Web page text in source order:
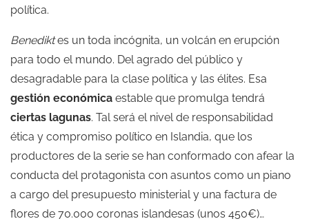
política.
Benediktes un toda incógnita, un volcán en erupción
para todo el mundo. Del agrado del público y
desagradable para la clase política y las élites. Esa
gestión económica estable que promulga tendrá
ciertas lagunas. Tal será el nivel de responsabilidad
ética y compromiso político en Islandia, que los
productores de la serie se han conformado con afear la
conducta del protagonista con asuntos como un piano
a cargo del presupuesto ministerial y una factura de
flores de 70.000 coronas islandesas (unos 450€)…